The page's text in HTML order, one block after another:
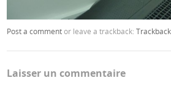
Post a commentor leave a trackback:Trackback
Laisser un commentaire